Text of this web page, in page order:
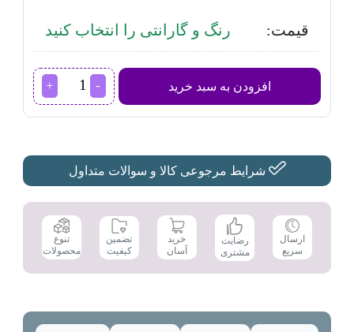
قیمت: رنگ و گارانتی را انتخاب کنید
افزودن به سبد خرید
اجاق
گاز
عدد
شرایط مرجوعی کالا و سوالات متداول
ارسال
سریع
رضایت
مشتری
خرید
آسان
تضمین
کیفیت
تنوع
محصولات